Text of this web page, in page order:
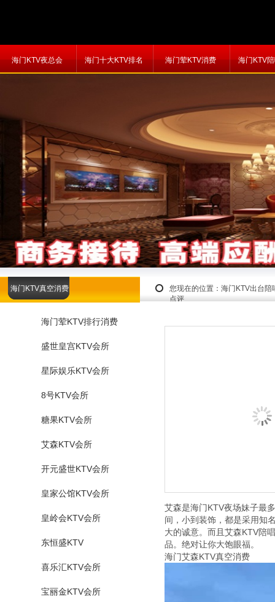
海门KTV夜总会 海门十大KTV排名 海门荤KTV消费 海门KTV
您现在的位置： 海门KTV出台陪
点评
海门KTV真空消费
海门荤KTV排行消费
盛世皇宫KTV会所
星际娱乐KTV会所
8号KTV会所
糖果KTV会所
艾森KTV会所
开元盛世KTV会所
皇家公馆KTV会所
皇岭会KTV会所
东恒盛KTV
喜乐汇KTV会所
宝丽金KTV会所
艾森是海门KTV夜场妹子最
间，小到装饰，都是采用知
大的诚意。而且艾森KTV陪
品。绝对让你大饱眼福。
海门艾森KTV真空消费